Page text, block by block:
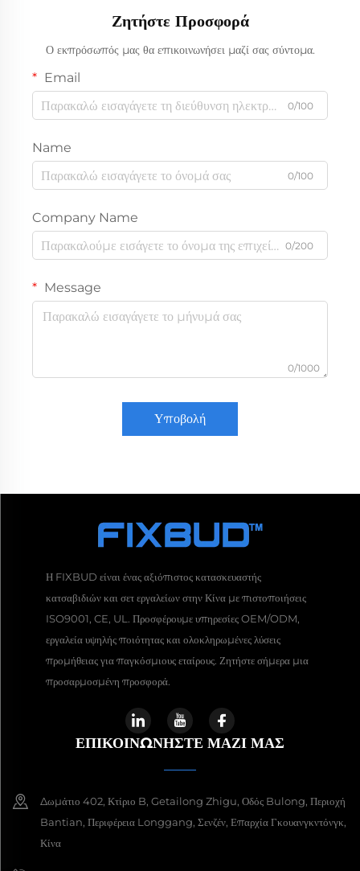
Ζητήστε Προσφορά
Ο εκπρόσωπός μας θα επικοινωνήσει μαζί σας σύντομα.
Email
0/100
Name
0/100
Company Name
0/200
Message
0/1000
Υποβολή
Η FIXBUD είναι ένας αξιόπιστος κατασκευαστής
κατσαβιδιών και σετ εργαλείων στην Κίνα με πιστοποιήσεις
ISO9001, CE, UL. Προσφέρουμε υπηρεσίες OEM/ODM,
εργαλεία υψηλής ποιότητας και ολοκληρωμένες λύσεις
προμήθειας για παγκόσμιους εταίρους. Ζητήστε σήμερα μια
προσαρμοσμένη προσφορά.
ΕΠΙΚΟΙΝΩΝΉΣΤΕ ΜΑΖΊ ΜΑΣ
Δωμάτιο 402, Κτίριο B, Getailong Zhigu, Οδός Bulong, Περιοχή
Bantian, Περιφέρεια Longgang, Σενζέν, Επαρχία Γκουανγκντόνγκ,
Κίνα